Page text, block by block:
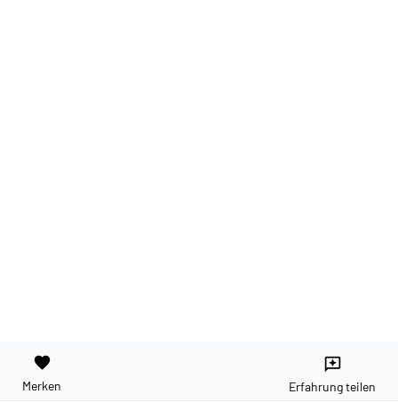
favorite
Merken
reviews
Erfahrung teilen